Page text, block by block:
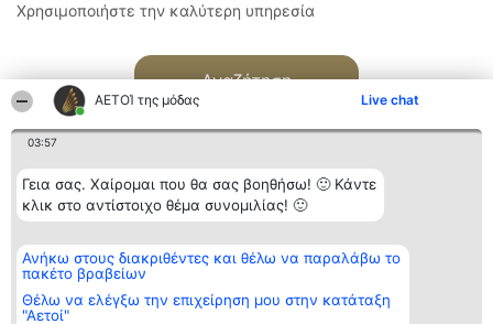
ΑΕΤΟΊ της μόδας Live chat
03:57
Γεια σας. Χαίρομαι που θα σας βοηθήσω! 🙂 Κάντε
κλικ στο αντίστοιχο θέμα συνομιλίας! 🙂
Ανήκω στους διακριθέντες και θέλω να παραλάβω το
πακέτο βραβείων
Θέλω να ελέγξω την επιχείρηση μου στην κατάταξη
"Αετοί"
Χρησιμοποιήστε την καλύτερη υπηρεσία
Αναζήτηση
Διοργανωτής της
κατάταξης
BEAUTIFUL COMPANY
ΤΗΛ. ΕΠΙΚΟΙΝΩΝΙΑΣ:
Κατάταξη
Διακριθέντες
των
διακριθέντων
Επικοινωνία
Επικοινωνία